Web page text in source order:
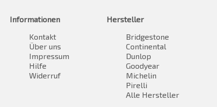
Informationen
Kontakt
Über uns
Impressum
Hilfe
Widerruf
Hersteller
Bridgestone
Continental
Dunlop
Goodyear
Michelin
Pirelli
Alle Hersteller